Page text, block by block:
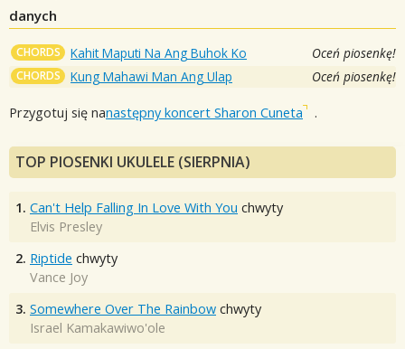
danych
CHORDS Kahit Maputi Na Ang Buhok Ko Oceń piosenkę!
CHORDS Kung Mahawi Man Ang Ulap Oceń piosenkę!
Przygotuj się nanastępny koncert Sharon Cuneta .
TOP PIOSENKI UKULELE (SIERPNIA)
1. Can't Help Falling In Love With You chwyty
Elvis Presley
2. Riptide chwyty
Vance Joy
3. Somewhere Over The Rainbow chwyty
Israel Kamakawiwo'ole